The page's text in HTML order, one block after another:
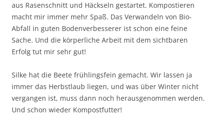
aus Rasenschnitt und Häckseln gestartet. Kompostieren
macht mir immer mehr Spaß. Das Verwandeln von Bio-
Abfall in guten Bodenverbesserer ist schon eine feine
Sache. Und die körperliche Arbeit mit dem sichtbaren
Erfolg tut mir sehr gut!
Silke hat die Beete frühlingsfein gemacht. Wir lassen ja
immer das Herbstlaub liegen, und was über Winter nicht
vergangen ist, muss dann noch herausgenommen werden.
Und schon wieder Kompostfutter!